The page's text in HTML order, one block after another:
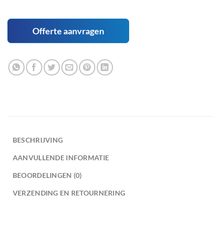
Offerte aanvragen
BESCHRIJVING
AANVULLENDE INFORMATIE
BEOORDELINGEN (0)
VERZENDING EN RETOURNERING